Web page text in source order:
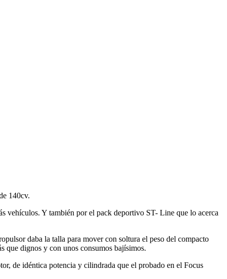
140cv.
vehículos. Y también por el pack deportivo ST- Line que lo acerca
daba la talla para mover con soltura el peso del compacto
que dignos y con unos consumos bajísimos.
de idéntica potencia y cilindrada que el probado en el Focus